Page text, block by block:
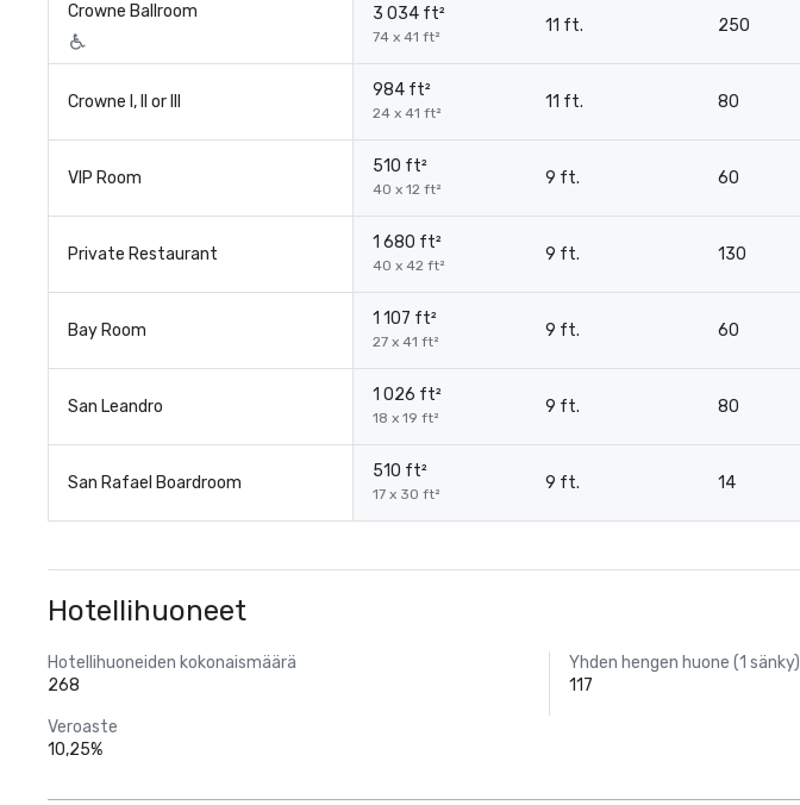
Crowne Ballroom 3 034 ft²
74 x 41 ft²
11 ft. 250
Crowne I, II or III
984 ft²
24 x 41 ft²
11 ft. 80
VIP Room
510 ft²
40 x 12 ft²
9 ft. 60
Private Restaurant
1 680 ft²
40 x 42 ft²
9 ft. 130
Bay Room
1 107 ft²
27 x 41 ft²
9 ft. 60
San Leandro
1 026 ft²
18 x 19 ft²
9 ft. 80
San Rafael Boardroom
510 ft²
17 x 30 ft²
9 ft. 14
Hotellihuoneet
Hotellihuoneiden kokonaismäärä
268
Yhden hengen huone (1 sänky)
117
Veroaste
10,25%